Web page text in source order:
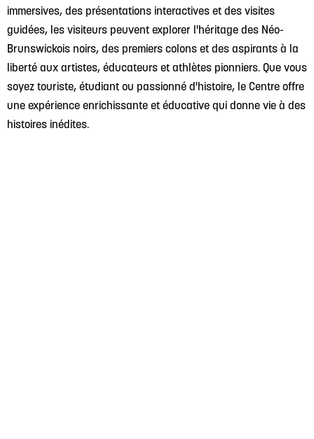
immersives, des présentations interactives et des visites
guidées, les visiteurs peuvent explorer l'héritage des Néo-
Brunswickois noirs, des premiers colons et des aspirants à la
liberté aux artistes, éducateurs et athlètes pionniers. Que vous
soyez touriste, étudiant ou passionné d'histoire, le Centre offre
une expérience enrichissante et éducative qui donne vie à des
histoires inédites.